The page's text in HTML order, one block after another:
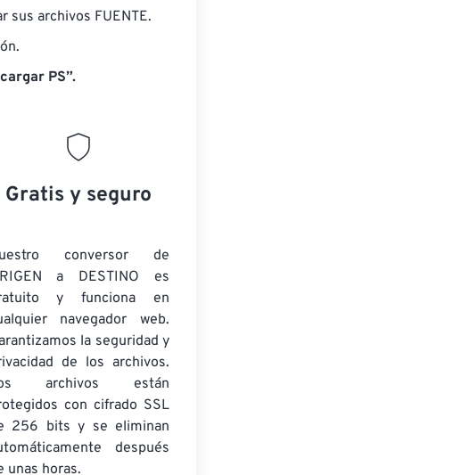
sus archivos FUENTE.
PS”.
Gratis y seguro
conversor de
a DESTINO es
y funciona en
navegador web.
la seguridad y
de los archivos.
archivos están
con cifrado SSL
256 bits y se eliminan
después
unas horas.